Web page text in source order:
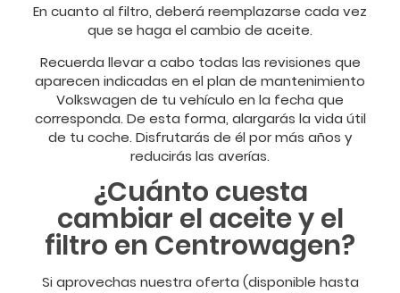
En cuanto al filtro, deberá reemplazarse cada vez
que se haga el cambio de aceite.
Recuerda llevar a cabo todas las revisiones que
aparecen indicadas en el plan de mantenimiento
Volkswagen de tu vehículo en la fecha que
corresponda. De esta forma, alargarás la vida útil
de tu coche. Disfrutarás de él por más años y
reducirás las averías.
¿Cuánto cuesta
cambiar el aceite y el
filtro en Centrowagen?
Si aprovechas nuestra oferta (disponible hasta